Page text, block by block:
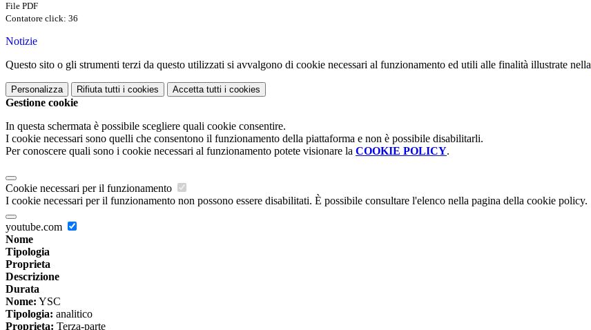
File PDF
Contatore click: 36
Notizie
Questo sito o gli strumenti terzi da questo utilizzati si avvalgono di cookie necessari al funzionamento ed utili alle finalità illustrate nella
Personalizza Rifiuta tutti i cookies Accetta tutti i cookies
Gestione cookie
In questa schermata è possibile scegliere quali cookie consentire.
I cookie necessari sono quelli che consentono il funzionamento della piattaforma e non è possibile disabilitarli.
Per conoscere quali sono i cookie necessari al funzionamento potete visionare la COOKIE POLICY.
Cookie necessari per il funzionamento
I cookie necessari per il funzionamento non possono essere disabilitati. È possibile consultare l'elenco nella pagina della cookie policy.
youtube.com
Nome
Tipologia
Proprieta
Descrizione
Durata
Nome: YSC
Tipologia: analitico
Proprieta: Terza-parte